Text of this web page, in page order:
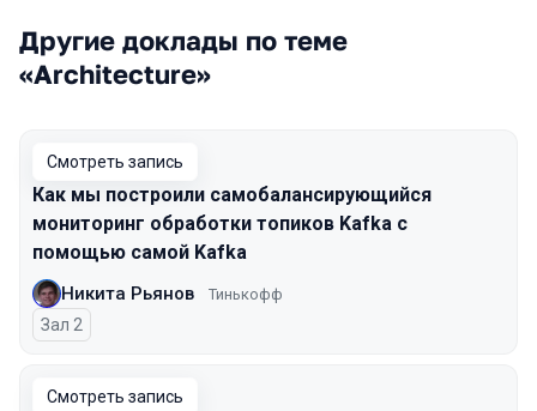
Другие доклады по теме
«Architecture»
Смотреть запись
Как мы построили самобалансирующийся
мониторинг обработки топиков Kafka с
помощью самой Kafka
Никита Рьянов Тинькофф
Зал 2
Смотреть запись